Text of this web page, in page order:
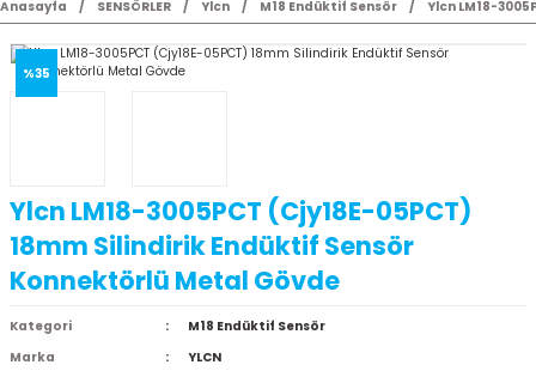
Anasayfa SENSÖRLER Ylcn M18 Endüktif Sensör Ylcn LM18-
%35
Ylcn LM18-3005PCT (Cjy18E-05PCT)
18mm Silindirik Endüktif Sensör
Konnektörlü Metal Gövde
Kategori
M18 Endüktif Sensör
Marka
YLCN